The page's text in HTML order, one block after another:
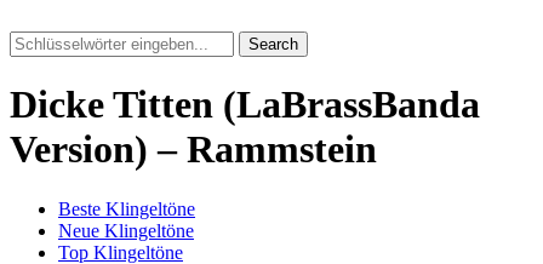
Search
Dicke Titten (LaBrassBanda
Version) – Rammstein
Beste Klingeltöne
Neue Klingeltöne
Top Klingeltöne